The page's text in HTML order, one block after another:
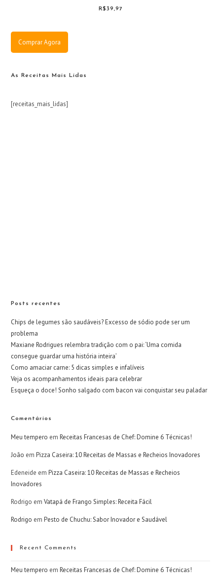
R$39,97
Comprar Agora
As Receitas Mais Lidas
[receitas_mais_lidas]
Posts recentes
Chips de legumes são saudáveis? Excesso de sódio pode ser um
problema
Maxiane Rodrigues relembra tradição com o pai: ‘Uma comida
consegue guardar uma história inteira’
Como amaciar carne: 5 dicas simples e infalíveis
Veja os acompanhamentos ideais para celebrar
Esqueça o doce! Sonho salgado com bacon vai conquistar seu paladar
Comentários
Meu tempero emReceitas Francesas de Chef: Domine 6 Técnicas!
João emPizza Caseira: 10 Receitas de Massas e Recheios Inovadores
Edeneide emPizza Caseira: 10 Receitas de Massas e Recheios
Inovadores
Rodrigo emVatapá de Frango Simples: Receita Fácil
Rodrigo emPesto de Chuchu: Sabor Inovador e Saudável
Recent Comments
Meu tempero emReceitas Francesas de Chef: Domine 6 Técnicas!